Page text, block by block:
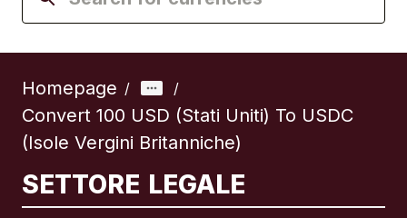
Homepage / /
Convert 100 USD (Stati Uniti) To USDC
(Isole Vergini Britanniche)
SETTORE LEGALE